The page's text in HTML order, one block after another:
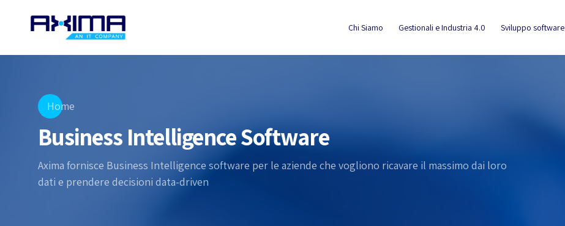
Chi Siamo Gestionali e Industria 4.0 Sviluppo software
Home
Business Intelligence Software
Axima fornisce Business Intelligence software per le aziende che vogliono ricavare il massimo dai loro
dati e prendere decisioni data-driven